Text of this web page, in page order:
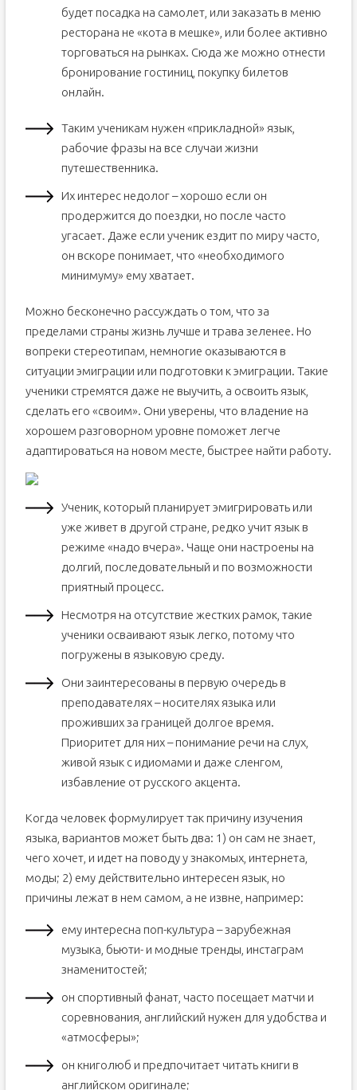
будет посадка на самолет, или заказать в меню
ресторана не «кота в мешке», или более активно
торговаться на рынках. Сюда же можно отнести
бронирование гостиниц, покупку билетов
онлайн.
Таким ученикам нужен «прикладной» язык,
рабочие фразы на все случаи жизни
путешественника.
Их интерес недолог – хорошо если он
продержится до поездки, но после часто
угасает. Даже если ученик ездит по миру часто,
он вскоре понимает, что «необходимого
минимуму» ему хватает.
Можно бесконечно рассуждать о том, что за
пределами страны жизнь лучше и трава зеленее. Но
вопреки стереотипам, немногие оказываются в
ситуации эмиграции или подготовки к эмиграции. Такие
ученики стремятся даже не выучить, а освоить язык,
сделать его «своим». Они уверены, что владение на
хорошем разговорном уровне поможет легче
адаптироваться на новом месте, быстрее найти работу.
Ученик, который планирует эмигрировать или
уже живет в другой стране, редко учит язык в
режиме «надо вчера». Чаще они настроены на
долгий, последовательный и по возможности
приятный процесс.
Несмотря на отсутствие жестких рамок, такие
ученики осваивают язык легко, потому что
погружены в языковую среду.
Они заинтересованы в первую очередь в
преподавателях – носителях языка или
проживших за границей долгое время.
Приоритет для них – понимание речи на слух,
живой язык с идиомами и даже сленгом,
избавление от русского акцента.
Когда человек формулирует так причину изучения
языка, вариантов может быть два: 1) он сам не знает,
чего хочет, и идет на поводу у знакомых, интернета,
моды; 2) ему действительно интересен язык, но
причины лежат в нем самом, а не извне, например:
ему интересна поп-культура – зарубежная
музыка, бьюти- и модные тренды, инстаграм
знаменитостей;
он спортивный фанат, часто посещает матчи и
соревнования, английский нужен для удобства и
«атмосферы»;
он книголюб и предпочитает читать книги в
английском оригинале;